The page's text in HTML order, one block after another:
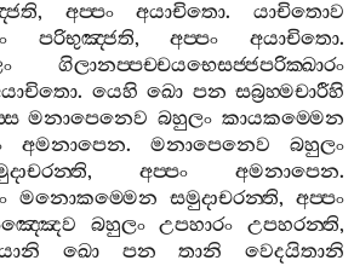
, අප‍්පං අයාචිතො. යාචිතොව
පරිභුඤ‍්ජති,අප‍්පං අයාචිතො.
ගිලානප‍්පච‍්චයභෙසජ‍්ජපරික‍්ඛාරං
. යෙහි ඛො පන සබ්‍රහ‍්මචාරීහි
මනාපෙනෙව බහුලං කායකම‍්මෙන
අමනාපෙන. මනාපෙනෙව
බහුලං
, අප‍්පං අමනාපෙන.
මනොකම‍්මෙන සමුදාචරන‍්ති, අප‍්පං
බහුලං උපහාරං උපහරන‍්ති,
ඛො පන තානි
වෙදයිතානි